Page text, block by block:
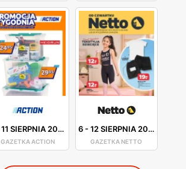
11 SIERPNIA 2026
GAZETKA ACTION
6-12 SIERPNIA 2026
GAZETKA NETTO